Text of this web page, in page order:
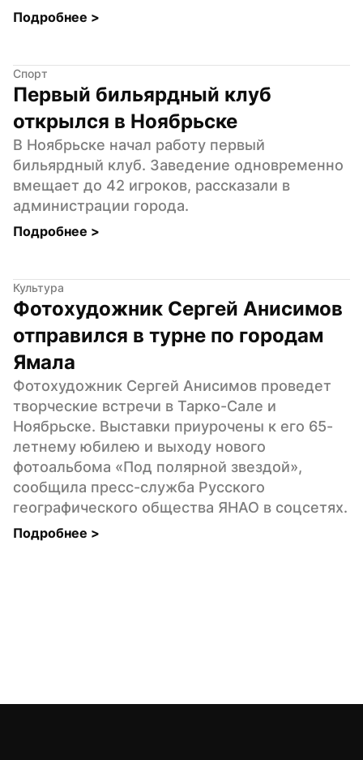
Подробнее >
Спорт
Первый бильярдный клуб
открылся в Ноябрьске
В Ноябрьске начал работу первый
бильярдный клуб. Заведение одновременно
вмещает до 42 игроков, рассказали в
администрации города.
Подробнее >
Культура
Фотохудожник Сергей Анисимов
отправился в турне по городам
Ямала
Фотохудожник Сергей Анисимов проведет
творческие встречи в Тарко-Сале и
Ноябрьске. Выставки приурочены к его 65-
летнему юбилею и выходу нового
фотоальбома «Под полярной звездой»,
сообщила пресс-служба Русского
географического общества ЯНАО в соцсетях.
Подробнее >